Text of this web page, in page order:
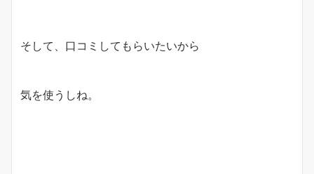
そして、口コミしてもらいたいから
気を使うしね。